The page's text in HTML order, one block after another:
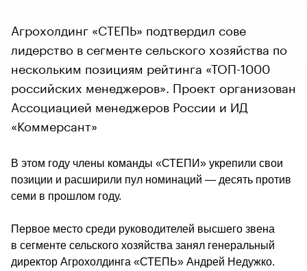
Агрохолдинг «СТЕПЬ» подтвердил сове
лидерство в сегменте сельского хозяйства по
нескольким позициям рейтинга «ТОП-1000
российских менеджеров». Проект организован
Ассоциацией менеджеров России и ИД
«Коммерсант»
В этом году члены команды «СТЕПИ» укрепили свои
позиции и расширили пул номинаций — десять против
семи в прошлом году.
Первое место среди руководителей высшего звена
в сегменте сельского хозяйства занял генеральный
директор Агрохолдинга «СТЕПЬ» Андрей Недужко.